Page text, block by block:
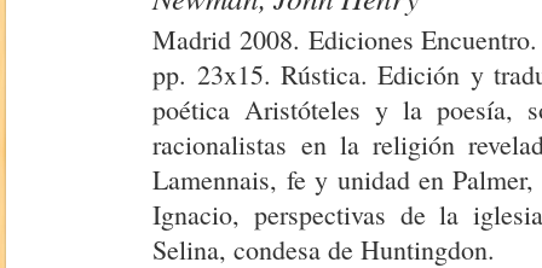
Madrid 2008. Ediciones
pp. 23x15. Rústica. Edición y
poética Aristóteles y la poesía,
racionalistas en la religión
Lamennais, fe y unidad en
Ignacio, perspectivas de la
Selina, condesa de Huntingdon.